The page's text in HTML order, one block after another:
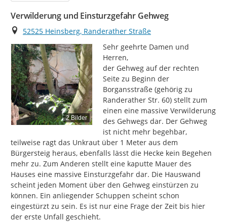
Verwilderung und Einsturzgefahr Gehweg
Ort
52525 Heinsberg, Randerather Straße
2 Bilder
Sehr geehrte Damen und
Herren,
der Gehweg auf der rechten
Seite zu Beginn der
Borgansstraße (gehörig zu
Randerather Str. 60) stellt zum
einen eine massive Verwilderung
des Gehwegs dar. Der Gehweg
ist nicht mehr begehbar,
teilweise ragt das Unkraut über 1 Meter aus dem
Bürgersteig heraus, ebenfalls lässt die Hecke kein Begehen
mehr zu. Zum Anderen stellt eine kaputte Mauer des
Hauses eine massive Einsturzgefahr dar. Die Hauswand
scheint jeden Moment über den Gehweg einstürzen zu
können. Ein anliegender Schuppen scheint schon
eingestürzt zu sein. Es ist nur eine Frage der Zeit bis hier
der erste Unfall geschieht.